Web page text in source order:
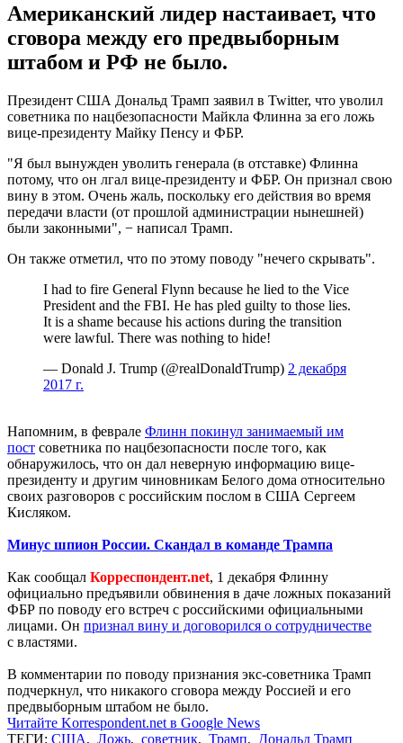
Американский лидер настаивает, что
сговора между его предвыборным
штабом и РФ не было.
Президент США Дональд Трамп заявил в Twitter, что уволил
советника по нацбезопасности Майкла Флинна за его ложь
вице-президенту Майку Пенсу и ФБР.
"Я был вынужден уволить генерала (в отставке) Флинна
потому, что он лгал вице-президенту и ФБР. Он признал свою
вину в этом. Очень жаль, поскольку его действия во время
передачи власти (от прошлой администрации нынешней)
были законными", − написал Трамп.
Он также отметил, что по этому поводу "нечего скрывать".
I had to fire General Flynn because he lied to the Vice
President and the FBI. He has pled guilty to those lies.
It is a shame because his actions during the transition
were lawful. There was nothing to hide!
— Donald J. Trump (@realDonaldTrump) 2 декабря
2017 г.
Напомним, в феврале Флинн покинул занимаемый им
пост советника по нацбезопасности после того, как
обнаружилось, что он дал неверную информацию вице-
президенту и другим чиновникам Белого дома относительно
своих разговоров с российским послом в США Сергеем
Кисляком.
Минус шпион России. Скандал в команде Трампа
Как сообщал Корреспондент.net, 1 декабря Флинну
официально предъявили обвинения в даче ложных показаний
ФБР по поводу его встреч с российскими официальными
лицами. Он признал вину и договорился о сотрудничестве
с властями.
В комментарии по поводу признания экс-советника Трамп
подчеркнул, что никакого сговора между Россией и его
предвыборным штабом не было.
Читайте Korrespondent.net в Google News
ТЕГИ: США, Ложь, советник, Трамп, Дональд Трамп